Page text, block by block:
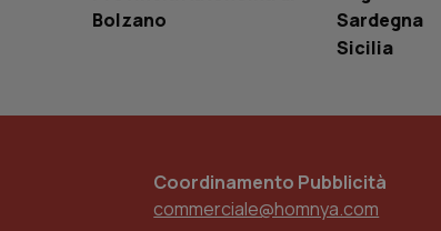
Bolzano
Sardegna
Sicilia
Coordinamento Pubblicità
commerciale@homnya.com
Questo cookie è impostato dall'applicazione per abilitare il
sistema di tracking solo in caso di utenti loggato con identity